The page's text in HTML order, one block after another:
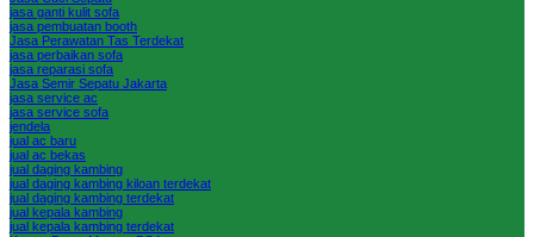
jasa ganti kulit sofa
jasa pembuatan booth
Jasa Perawatan Tas Terdekat
jasa perbaikan sofa
jasa reparasi sofa
Jasa Semir Sepatu Jakarta
jasa service ac
jasa service sofa
jendela
jual ac baru
jual ac bekas
jual daging kambing
jual daging kambing kiloan terdekat
jual daging kambing terdekat
jual kepala kambing
jual kepala kambing terdekat